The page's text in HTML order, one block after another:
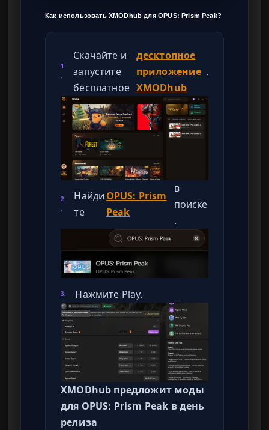
Как использовать XMODhub для OPUS: Prism Peak?
1
.
Скачайте и
запустите
бесплатное
десктопное
приложение
XMODhub
.
2
.
Найди
те
OPUS: Prism
Peak
в
поиске
.
3. Нажмите Play.
XMODhub предложит моды
для OPUS: Prism Peak в день
релиза